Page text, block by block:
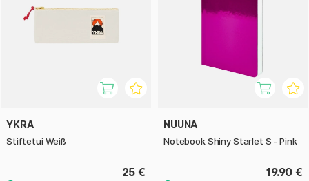
YKRA
Stiftetui Weiß
25 €
NUUNA
Notebook Shiny Starlet S - Pink
19.90 €